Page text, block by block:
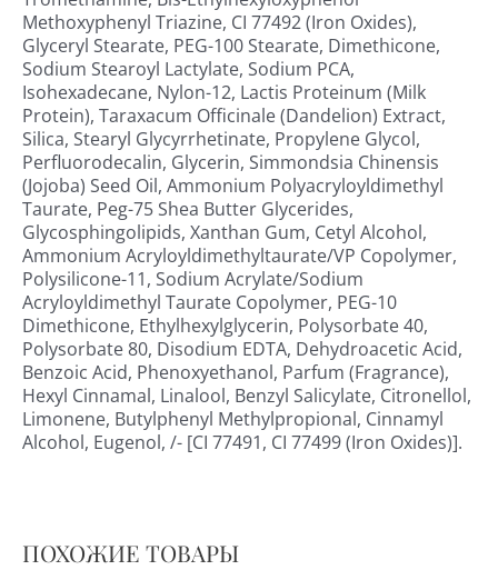
Methoxyphenyl Triazine, CI 77492 (Iron Oxides),
Glyceryl Stearate, PEG-100 Stearate, Dimethicone,
Sodium Stearoyl Lactylate, Sodium PCA,
Isohexadecane, Nylon-12, Lactis Proteinum (Milk
Protein), Taraxacum Officinale (Dandelion) Extract,
Silica, Stearyl Glycyrrhetinate, Propylene Glycol,
Perfluorodecalin, Glycerin, Simmondsia Chinensis
(Jojoba) Seed Oil, Ammonium Polyacryloyldimethyl
Taurate, Peg-75 Shea Butter Glycerides,
Glycosphingolipids, Xanthan Gum, Cetyl Alcohol,
Ammonium Acryloyldimethyltaurate/VP Copolymer,
Polysilicone-11, Sodium Acrylate/Sodium
Acryloyldimethyl Taurate Copolymer, PEG-10
Dimethicone, Ethylhexylglycerin, Polysorbate 40,
Polysorbate 80, Disodium EDTA, Dehydroacetic Acid,
Benzoic Acid, Phenoxyethanol, Parfum (Fragrance),
Hexyl Cinnamal, Linalool, Benzyl Salicylate, Citronellol,
Limonene, Butylphenyl Methylpropional, Cinnamyl
Alcohol, Eugenol, /- [CI 77491, CI 77499 (Iron Oxides)].
ПОХОЖИЕ ТОВАРЫ